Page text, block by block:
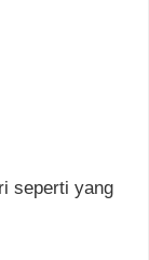
seperti yang